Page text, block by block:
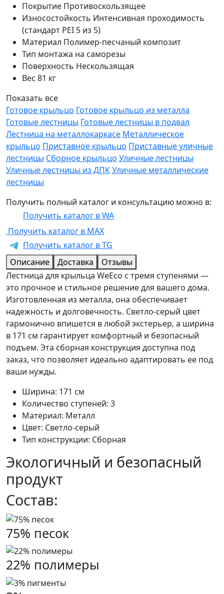
Покрытие Противоскользящее
Износостойкость Интенсивная проходимость
(стандарт PEI 5 из 5)
Материал Полимер-песчаный композит
Тип монтажа на саморезы
Поверхность Нескользящая
Вес 81 кг
Показать все
Готовое крыльцо Готовое крыльцо из металла
Готовые лестницы Готовые лестницы в подвал
Лестница на металлокаркасе Металлическое
крыльцо Приставное крыльцо Приставные уличные
лестницы Сборное крыльцо Уличные лестницы
Уличные лестницы из ДПКУличные металлические
лестницы
Получить полный каталог и консультацию можно в:
Получить каталог в WA
Получить каталог в MAX
Получить каталог в TG
Описание
Доставка
Отзывы
Лестница для крыльца WeEco с тремя ступенями —
это прочное и стильное решение для вашего дома.
Изготовленная из металла, она обеспечивает
надежность и долговечность. Светло-серый цвет
гармонично впишется в любой экстерьер, а ширина
в 171 см гарантирует комфортный и безопасный
подъем. Эта сборная конструкция доступна под
заказ, что позволяет идеально адаптировать ее под
ваши нужды.
Ширина: 171 см
Количество ступеней: 3
Материал: Металл
Цвет: Светло-серый
Тип конструкции: Сборная
Экологичный и безопасный
продукт
Состав:
75% песок
22% полимеры